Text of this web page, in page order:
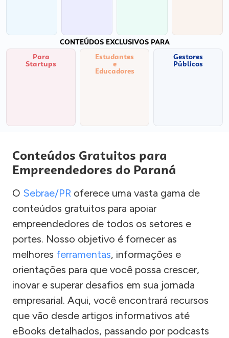
CONTEÚDOS EXCLUSIVOS PARA
Para
Startups
Estudantes
e
Educadores
Gestores
Públicos
Conteúdos Gratuitos para
Empreendedores do Paraná
O Sebrae/PR oferece uma vasta gama de
conteúdos gratuitos para apoiar
empreendedores de todos os setores e
portes. Nosso objetivo é fornecer as
melhores ferramentas, informações e
orientações para que você possa crescer,
inovar e superar desafios em sua jornada
empresarial. Aqui, você encontrará recursos
que vão desde artigos informativos até
eBooks detalhados, passando por podcasts